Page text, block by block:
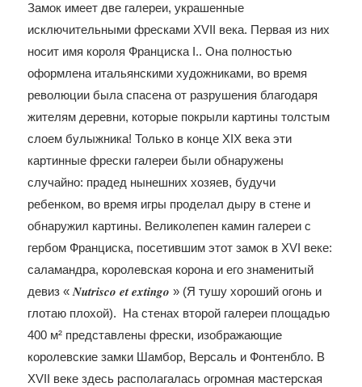
Замок имеет две галереи, украшенные
исключительными фресками XVII века. Первая из них
носит имя короля Франциска I.. Она полностью
оформлена итальянскими художниками, во время
революции была спасена от разрушения благодаря
жителям деревни, которые покрыли картины толстым
слоем булыжника! Только в конце XIX века эти
картинные фрески галереи были обнаружены
случайно: прадед нынешних хозяев, будучи
ребенком, во время игры проделал дыру в стене и
обнаружил картины. Великолепен камин галереи с
гербом Франциска, посетившим этот замок в XVI веке:
саламандра, королевская корона и его знаменитый
девиз « 𝑵𝒖𝒕𝒓𝒊𝒔𝒄𝒐 𝒆𝒕 𝒆𝒙𝒕𝒊𝒏𝒈𝒐 » (Я тушу хороший огонь и
глотаю плохой). На стенах второй галереи площадью
400 м² представлены фрески, изображающие
королевские замки Шамбор, Версаль и Фонтенбло. В
XVII веке здесь располагалась огромная мастерская